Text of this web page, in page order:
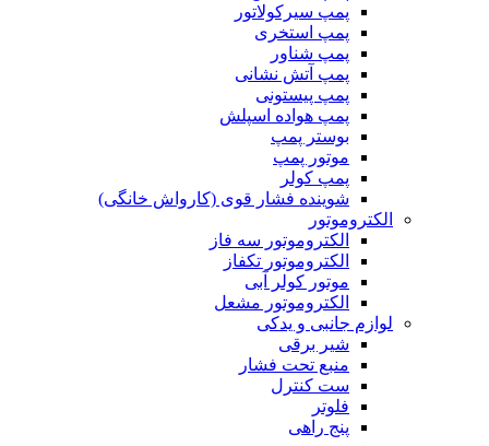
پمپ سیرکولاتور
پمپ استخری
پمپ شناور
پمپ آتش نشانی
پمپ پیستونی
پمپ هواده اسپلش
بوستر پمپ
موتور پمپ
پمپ کولر
شوینده فشار قوی (کارواش خانگی)
الکتروموتور
الکتروموتور سه فاز
الکتروموتور تکفاز
موتور کولر آبی
الکتروموتور مشعل
لوازم جانبی و یدکی
شیر برقی
منبع تحت فشار
ست کنترل
فلوتر
پنج راهی